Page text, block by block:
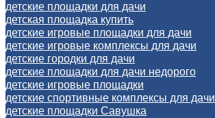
детские площадки для дачи
детская площадка купить
детские игровые площадки для дачи
детские игровые комплексы для дачи
детские городки для дачи
детские площадки для дачи недорого
детские игровые площадки
детские спортивные комплексы для дачи
детские площадки Савушка